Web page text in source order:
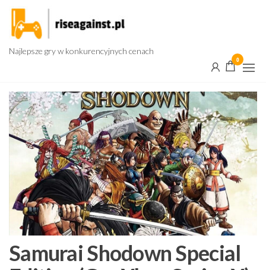
Przejdź
treści
Najlepsze gry w konkurencyjnych cenach
0
Samurai Shodown Special